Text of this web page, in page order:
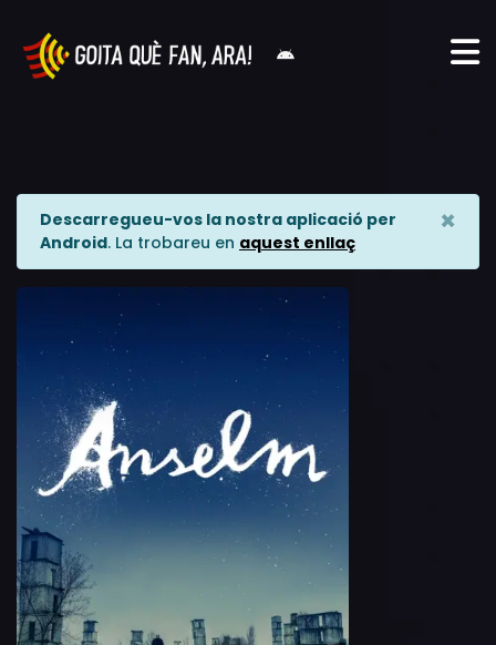
Descarregueu-vos la nostra aplicació per
Android. La trobareu en aquest enllaç
×